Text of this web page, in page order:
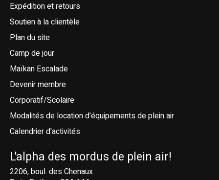
Expédition et retours
Soutien à la clientèle
Plan du site
Camp de jour
Maïkan Escalade
Devenir membre
Corporatif/Scolaire
Modalités de location d'équipements de plein air
Calendrier d'activités
L'alpha des mordus de plein air!
2206, boul. des Chenaux